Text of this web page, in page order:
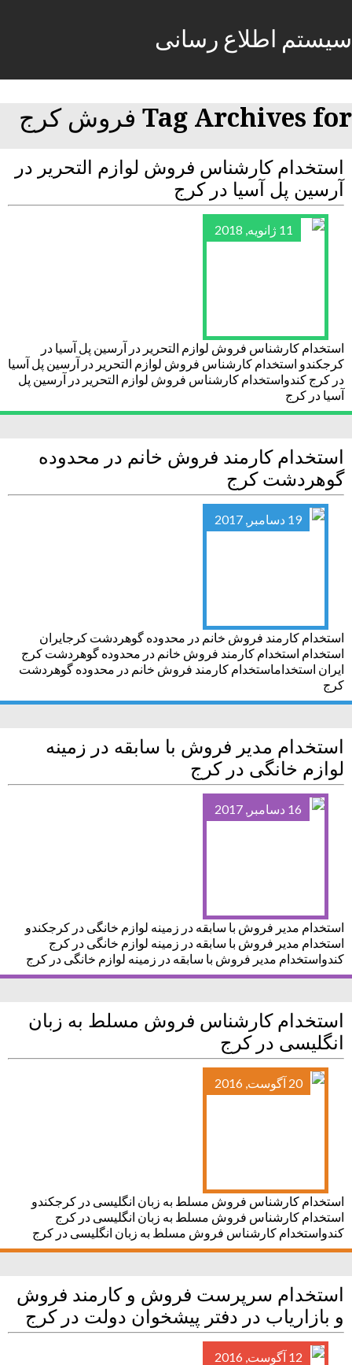
سیستم اطلاع رسانی
Tag Archives for فروش کرج
استخدام کارشناس فروش لوازم التحریر در
آرسین پل آسیا در کرج
11 ژانویه, 2018
استخدام کارشناس فروش لوازم التحریر در آرسین پل آسیا در
کرجکندو استخدام کارشناس فروش لوازم التحریر در آرسین پل آسیا
در کرج کندواستخدام کارشناس فروش لوازم التحریر در آرسین پل
آسیا در کرج
استخدام کارمند فروش خانم در محدوده
گوهردشت کرج
19 دسامبر, 2017
استخدام کارمند فروش خانم در محدوده گوهردشت کرجایران
استخدام استخدام کارمند فروش خانم در محدوده گوهردشت کرج
ایران استخداماستخدام کارمند فروش خانم در محدوده گوهردشت
کرج
استخدام مدیر فروش با سابقه در زمینه
لوازم خانگی در کرج
16 دسامبر, 2017
استخدام مدیر فروش با سابقه در زمینه لوازم خانگی در کرجکندو
استخدام مدیر فروش با سابقه در زمینه لوازم خانگی در کرج
کندواستخدام مدیر فروش با سابقه در زمینه لوازم خانگی در کرج
استخدام کارشناس فروش مسلط به زبان
انگلیسی در کرج
20 آگوست, 2016
استخدام کارشناس فروش مسلط به زبان انگلیسی در کرجکندو
استخدام کارشناس فروش مسلط به زبان انگلیسی در کرج
کندواستخدام کارشناس فروش مسلط به زبان انگلیسی در کرج
استخدام سرپرست فروش و کارمند فروش
و بازاریاب در دفتر پیشخوان دولت در کرج
12 آگوست, 2016